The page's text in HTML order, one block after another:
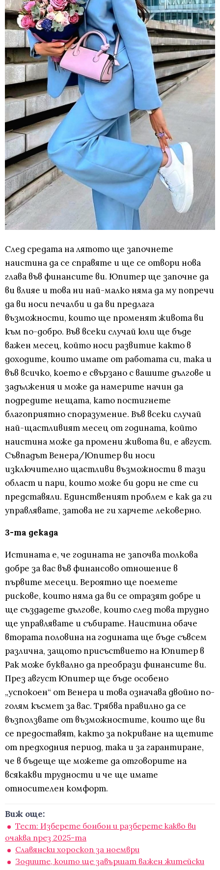
След средата на лятото ще започнете
наистина да се справяте и ще се отвори нова
глава във финансите ви. Юпитер ще започне да
ви влияе и това ни най-малко няма да му попречи
да ви носи печалби и да ви предлага
възможности, които ще променят живота ви
към по-добро. Във всеки случай юли ще бъде
важен месец, който носи развитие както в
доходите, които имате от работата си, така и
във всичко, което е свързано с вашите дългове и
задължения и може да намерите начин да
подредите нещата, като постигнете
благоприятно споразумение. Във всеки случай
най-щастливият месец от годината, който
наистина може да промени живота ви, е август.
Съвпадът Венера/Юпитер ви носи
изключително щастливи възможности в тази
област и пари, които може би дори не сте си
представяли. Единственият проблем е как да ги
управлявате, затова не ги харчете лековерно.
3-та декада
Истината е, че годината не започва толкова
добре за вас във финансово отношение в
първите месеци. Вероятно ще поемете
рискове, които няма да ви се отразят добре и
ще създадете дългове, които след това трудно
ще управлявате и събирате. Наистина обаче
втората половина на годината ще бъде съвсем
различна, защото присъствието на Юпитер в
Рак може буквално да преобрази финансите ви.
През август Юпитер ще бъде особено
„успокоен“ от Венера и това означава двойно по-
голям късмет за вас. Трябва правилно да се
възползвате от възможностите, които ще ви
се предоставят, както за покриване на щетите
от предходния период, така и за гарантиране,
че в бъдеще ще можете да отговорите на
всякакви трудности и че ще имате
относителен комфорт.
Виж още:
Тест: Изберете бонбон и разберете какво ви
очаква през 2025-та
Славянски хороскоп за ноември
Зодиите, които ще завършат важен житейски